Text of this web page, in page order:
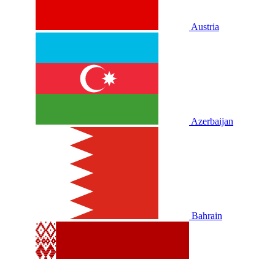
Austria
Azerbaijan
Bahrain